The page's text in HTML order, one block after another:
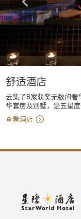
舒适酒店
云集了8家获奖无数的
华套房及别墅，是五星
查看酒店